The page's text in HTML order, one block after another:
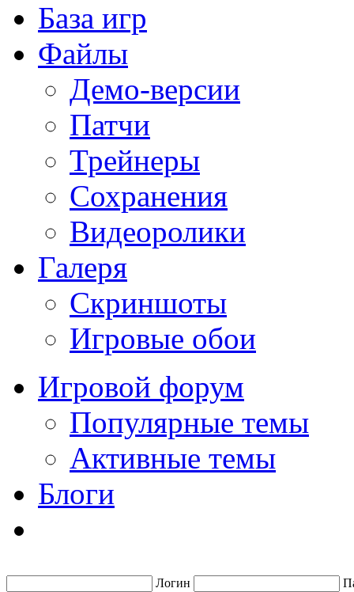
База игр
Файлы
Демо-версии
Патчи
Трейнеры
Сохранения
Видеоролики
Галеря
Скриншоты
Игровые обои
Игровой форум
Популярные темы
Активные темы
Блоги
Логин